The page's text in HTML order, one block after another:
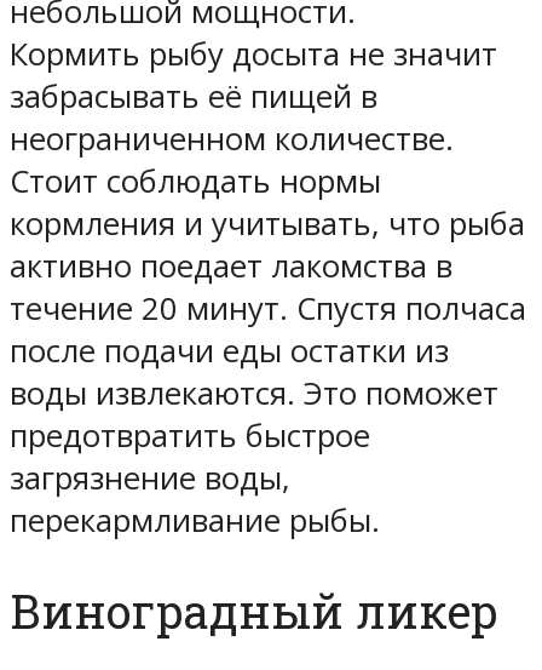
небольшой мощности.
Кормить рыбу досыта не значит
забрасывать её пищей в
неограниченном количестве.
Стоит соблюдать нормы
кормления и учитывать, что рыба
активно поедает лакомства в
течение 20 минут. Спустя полчаса
после подачи еды остатки из
воды извлекаются. Это поможет
предотвратить быстрое
загрязнение воды,
перекармливание рыбы.
Виноградный ликер